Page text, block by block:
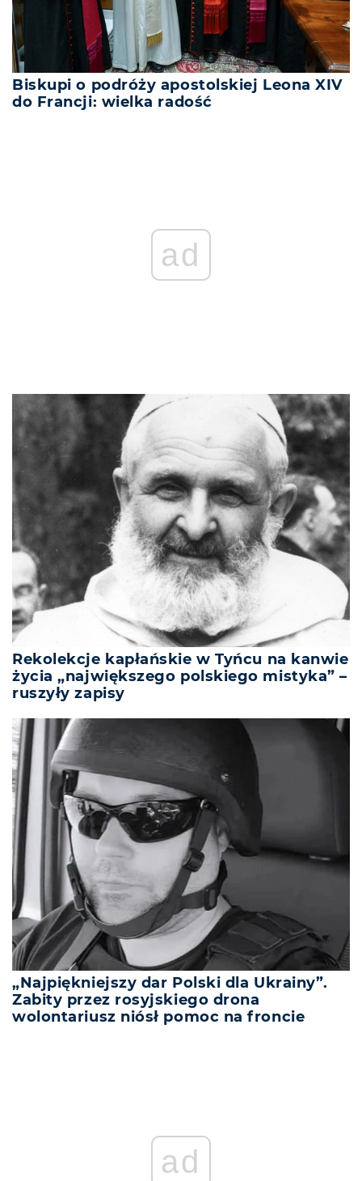
Biskupi o podróży apostolskiej Leona XIV
do Francji: wielka radość
ad
Rekolekcje kapłańskie w Tyńcu na kanwie
życia „największego polskiego mistyka” –
ruszyły zapisy
„Najpiękniejszy dar Polski dla Ukrainy”.
Zabity przez rosyjskiego drona
wolontariusz niósł pomoc na froncie
ad